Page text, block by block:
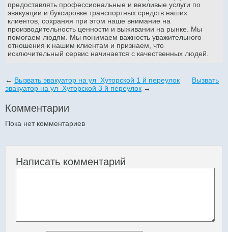
предоставлять профессиональные и вежливые услуги по
эвакуации и буксировке транспортных средств наших
клиентов, сохраняя при этом наше внимание на
производительность ценности и выживании на рынке. Мы
помогаем людям. Мы понимаем важность уважительного
отношения к нашим клиентам и признаем, что
исключительный сервис начинается с качественных людей.
← Вызвать эвакуатор на ул Хуторской 1 й переулок
Вызвать
эвакуатор на ул Хуторской 3 й переулок →
Комментарии
Пока нет комментариев
Написать комментарий